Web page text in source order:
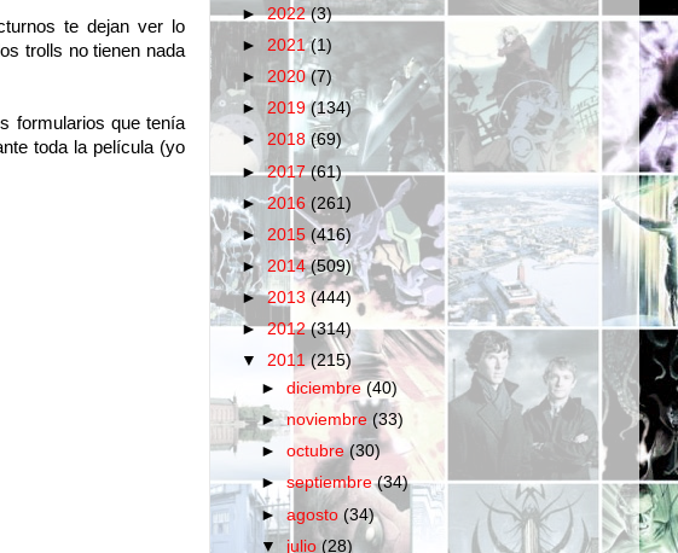
te dejan ver lo
trolls no tienen nada
formularios que tenía
toda la película (yo
►2022(3)
► 2021(1)
► 2020(7)
► 2019(134)
► 2018(69)
►2017(61)
►2016 (261)
► 2015 (416)
► 2014(509)
►2013 (444)
►2012(314)
▼ 2011(215)
►diciembre(40)
►noviembre(33)
►octubre(30)
►septiembre(34)
►agosto(34)
▼ julio(28)